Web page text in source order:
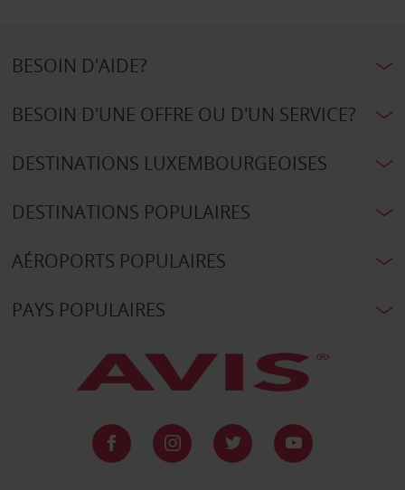
BESOIN D'AIDE?
BESOIN D'UNE OFFRE OU D'UN SERVICE?
DESTINATIONS LUXEMBOURGEOISES
DESTINATIONS POPULAIRES
AÉROPORTS POPULAIRES
PAYS POPULAIRES